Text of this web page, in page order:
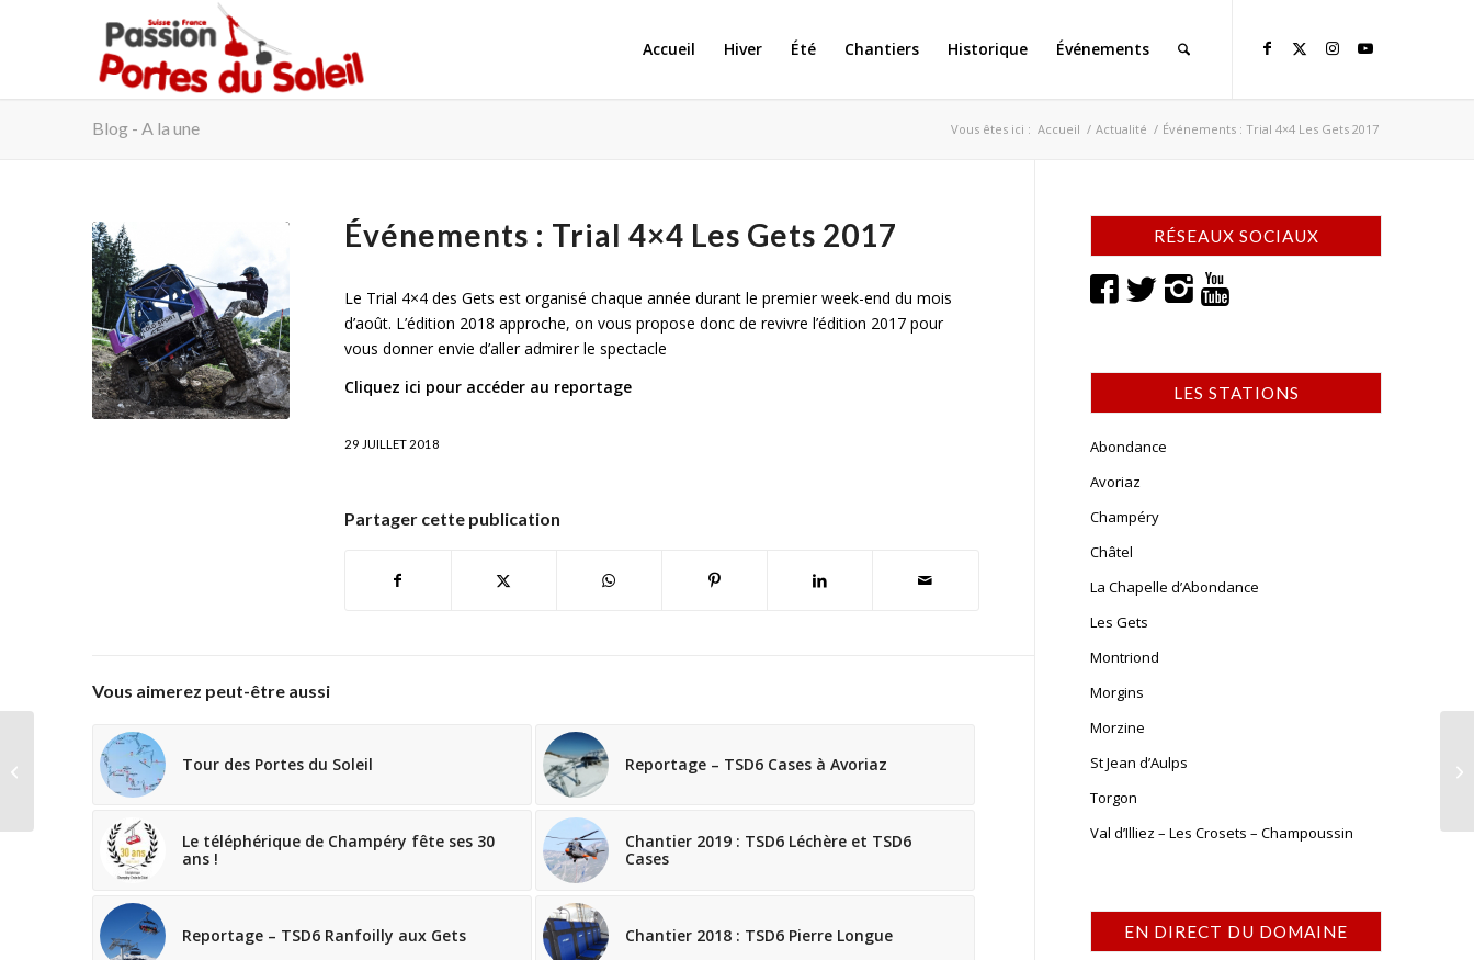
Accueil Hiver Été Chantiers Historique Événements
Blog - A la une Vous êtes ici : Accueil / Actualité / Événements : Trial 4×4 Les Gets 2017
Événements : Trial 4×4 Les Gets 2017
Le Trial 4×4 des Gets est organisé chaque année durant le premier week-end du mois
d’août. L’édition 2018 approche, on vous propose donc de revivre l’édition 2017 pour
vous donner envie d’aller admirer le spectacle
Cliquez ici pour accéder au reportage
29 JUILLET 2018
Partager cette publication
Vous aimerez peut-être aussi
Tour des Portes du Soleil Reportage – TSD6 Cases à Avoriaz
Le téléphérique de Champéry fête ses 30
ans !
Chantier 2019 : TSD6 Léchère et TSD6
Cases
Reportage – TSD6 Ranfoilly aux Gets Chantier 2018 : TSD6 Pierre Longue
RÉSEAUX SOCIAUX
LES STATIONS
Abondance
Avoriaz
Champéry
Châtel
La Chapelle d’Abondance
Les Gets
Montriond
Morgins
Morzine
St Jean d’Aulps
Torgon
Val d’Illiez – Les Crosets – Champoussin
EN DIRECT DU DOMAINE
Événements :
Crankworx Les Gets